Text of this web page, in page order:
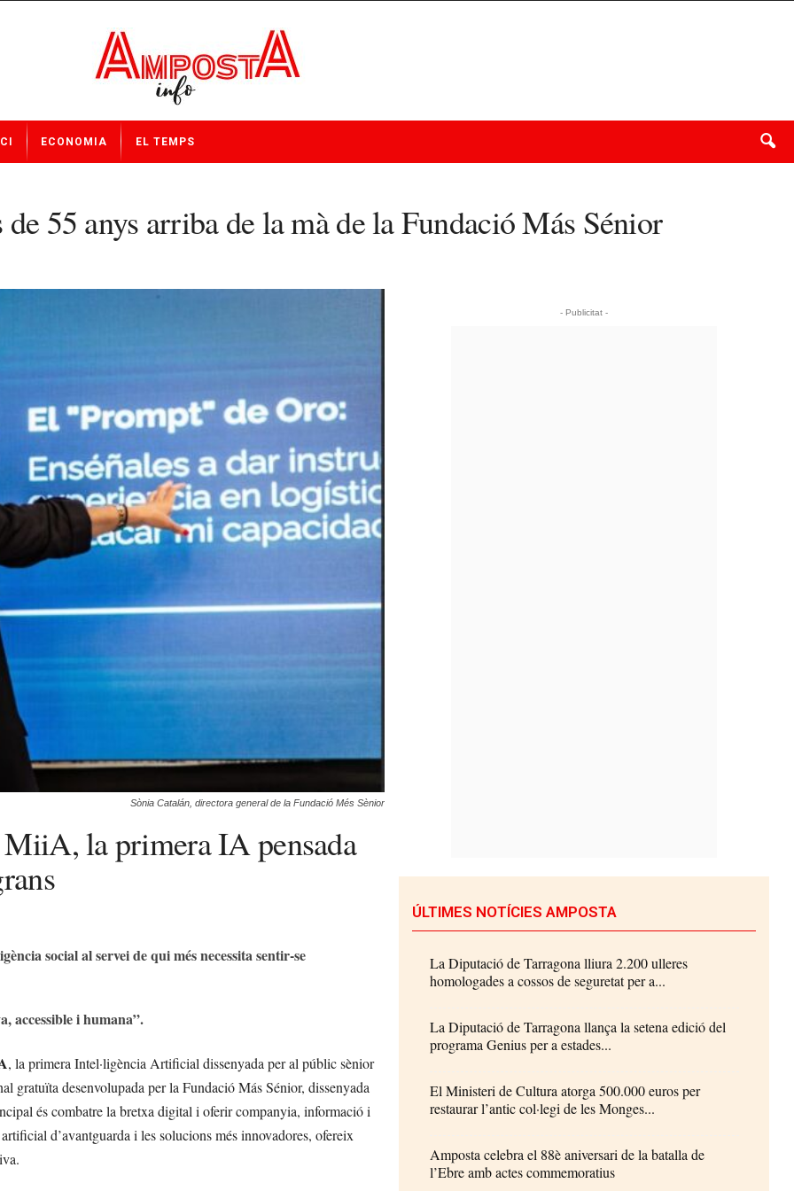
ECONOMIA EL TEMPS
55 anys arriba de la mà de la Fundació Más Sénior
Sònia Catalán, directora general de la Fundació Més Sènior
la primera IA pensada
social al servei de qui més necessita sentir-se
accessible i humana”.
, la primera Intel·ligència Artificial dissenyada per al públic sènior
gratuïta desenvolupada per la Fundació Más Sénior, dissenyada
és combatre la bretxa digital i oferir companyia, informació i
d’avantguarda i les solucions més innovadores, ofereix
- Publicitat -
ÚLTIMES NOTÍCIES AMPOSTA
La Diputació de Tarragona lliura 2.200 ulleres
homologades a cossos de seguretat per a...
La Diputació de Tarragona llança la setena edició del
programa Genius per a estades...
El Ministeri de Cultura atorga 500.000 euros per
restaurar l’antic col·legi de les Monges...
Amposta celebra el 88è aniversari de la batalla de
l’Ebre amb actes commemoratius